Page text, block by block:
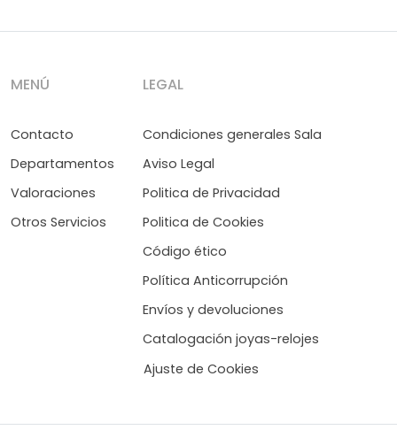
MENÚ
Contacto
Departamentos
Valoraciones
Otros Servicios
LEGAL
Condiciones generales Sala
Aviso Legal
Politica de Privacidad
Politica de Cookies
Código ético
Política Anticorrupción
Envíos y devoluciones
Catalogación joyas-relojes
Ajuste de Cookies